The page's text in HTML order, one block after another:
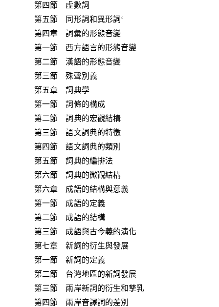
第四節 虛數詞
第五節 同形詞和異形詞‘
第四章 詞彙的形態音變
第一節 西方語言的形態音變
第二節 漢語的形態音變
第三節 殊聲別義
第五章 詞典學
第一節 詞條的構成
第二節 詞典的宏觀結構
第三節 語文詞典的特徵
第四節 語文詞典的類別
第五節 詞典的編排法
第六節 詞典的微觀結構
第六章 成語的結構與意義
第一節 成語的定義
第二節 成語的結構
第三節 成語與古今義的演化
第七章 新詞的衍生與發展
第一節 新詞的定義
第二節 台灣地區的新詞發展
第三節 兩岸新詞的衍生和孳乳
第四節 兩岸音譯詞的差別